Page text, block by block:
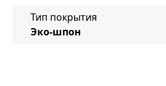
Тип покрытия
Эко-шпон